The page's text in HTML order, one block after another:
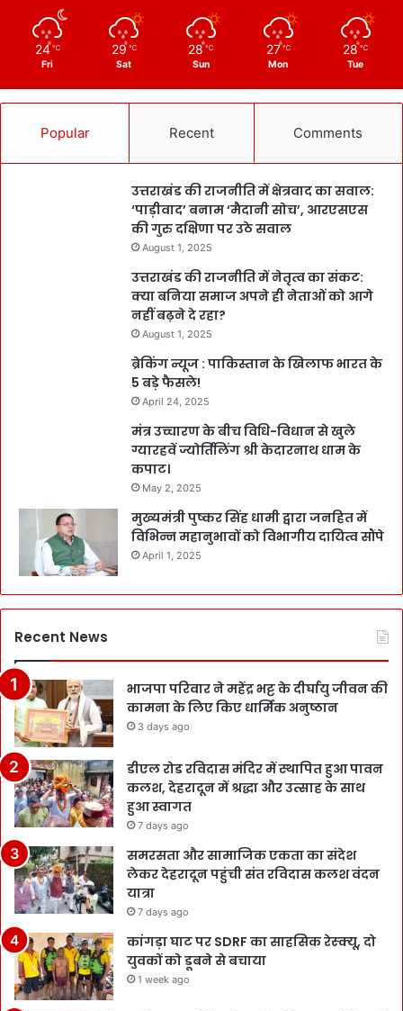
24 ℃
Fri
29 ℃
Sat
28 ℃
Sun
27 ℃
Mon
28 ℃
Tue
Popular Recent Comments
उत्तराखंड की राजनीति में क्षेत्रवाद का सवाल:
‘पाड़ीवाद’ बनाम ‘मैदानी सोच’, आरएसएस
की गुरु दक्षिणा पर उठे सवाल
August 1, 2025
उत्तराखंड की राजनीति में नेतृत्व का संकट:
क्या बनिया समाज अपने ही नेताओं को आगे
नहीं बढ़ने दे रहा?
August 1, 2025
ब्रेकिंग न्यूज : पाकिस्तान के खिलाफ भारत के
5 बड़े फैसले!
April 24, 2025
मंत्र उच्चारण के बीच विधि-विधान से खुले
ग्यारहवें ज्योर्तिलिंग श्री केदारनाथ धाम के
कपाट।
May 2, 2025
मुख्यमंत्री पुष्कर सिंह धामी द्वारा जनहित में
विभिन्न महानुभावों को विभागीय दायित्व सौंपे
April 1, 2025
Recent News
भाजपा परिवार ने महेंद्र भट्ट के दीर्घायु जीवन की
कामना के लिए किए धार्मिक अनुष्ठान
3 days ago
डीएल रोड रविदास मंदिर में स्थापित हुआ पावन
कलश, देहरादून में श्रद्धा और उत्साह के साथ
हुआ स्वागत
7 days ago
समरसता और सामाजिक एकता का संदेश
लेकर देहरादून पहुंची संत रविदास कलश वंदन
यात्रा
7 days ago
कांगड़ा घाट पर SDRF का साहसिक रेस्क्यू, दो
युवकों को डूबने से बचाया
1 week ago